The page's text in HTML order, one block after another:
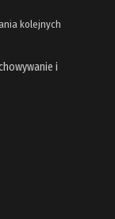
kolejnych
i